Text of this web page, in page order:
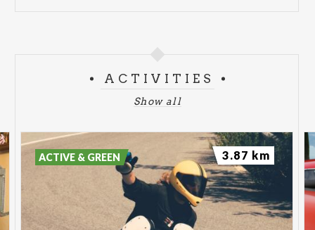
ACTIVITIES
Show all
ACTIVE & GREEN 3.87 km